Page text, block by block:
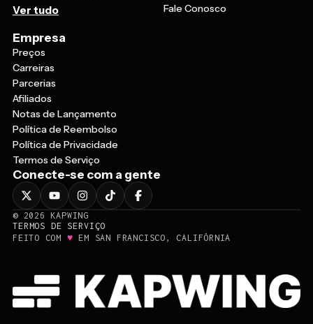
Ver tudo
Fale Conosco
Empresa
Preços
Carreiras
Parcerias
Afiliados
Notas de Lançamento
Política de Reembolso
Política de Privacidade
Termos de Serviço
Conecte-se com a gente
© 2026
KAPWING
TERMOS DE SERVIÇO
FEITO COM ♥ EM SAN FRANCISCO, CALIFÓRNIA